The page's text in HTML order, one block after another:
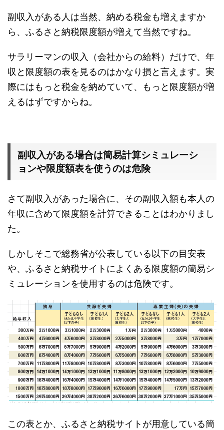
副収入がある人は当然、納める税金も増えますか
ら、ふるさと納税限度額が増えて当然ですね。
サラリーマンの収入（会社からの給料）だけで、年
収と限度額の表を見るのはかなり損と言えます。実
際にはもっと税金を納めていて、もっと限度額が増
えるはずですからね。
副収入がある場合は簡易計算シミュレーシ
ョンや限度額表を使うのは危険
さて副収入があった場合に、その副収入額も本人の
年収に含めて限度額を計算できることはわかりまし
た。
しかしそこで総務省が公表している以下の目安表
や、ふるさと納税サイトによくある限度額の簡易シ
ミュレーションを使用するのは危険です。
この表とか、ふるさと納税サイトが用意している簡